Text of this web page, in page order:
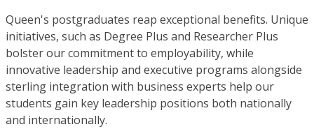
Queen's postgraduates reap exceptional benefits. Unique
initiatives, such as Degree Plus and Researcher Plus
bolster our commitment to employability, while
innovative leadership and executive programs alongside
sterling integration with business experts help our
students gain key leadership positions both nationally
and internationally.